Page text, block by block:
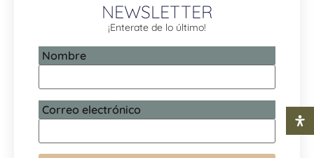
NEWSLETTER
¡Enterate de lo último!
Nombre
Correo electrónico